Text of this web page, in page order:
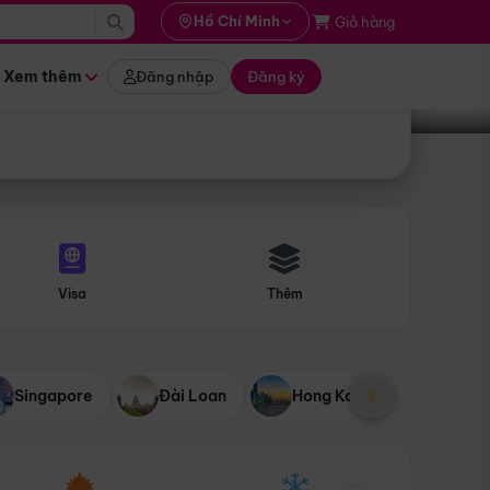
Hồ Chí Minh Giỏ hàng
Xem thêm Đăng nhập Đăng ký
Tìm tour
Visa Thêm
Singapore Đài Loan Hong Kong